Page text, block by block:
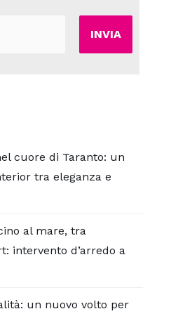
cuore di Taranto: un
tra eleganza e
al mare, tra
intervento d’arredo a
un nuovo volto per